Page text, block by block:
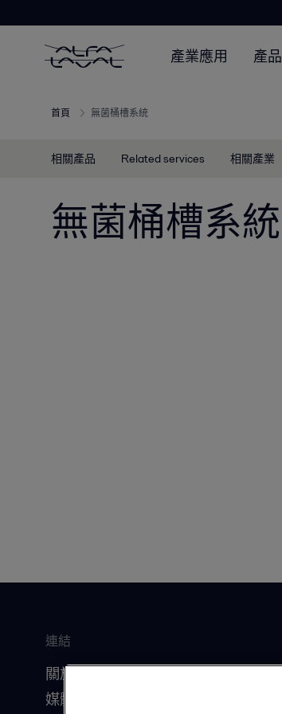
產業應用 產品
首頁 無菌桶槽系統
相關產品 Related services 相關產業
無菌桶槽系統
連結
關於我們
媒體資源